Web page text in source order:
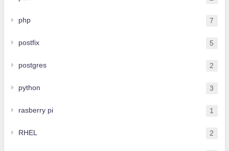
php 7
postfix 5
postgres 2
python 3
rasberry pi 1
RHEL 2